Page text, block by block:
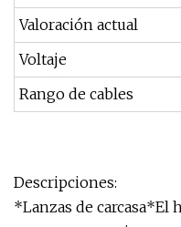
Valoración actual
Voltaje
Rango de cables
Descripciones:
*Lanzas de carcasa*El